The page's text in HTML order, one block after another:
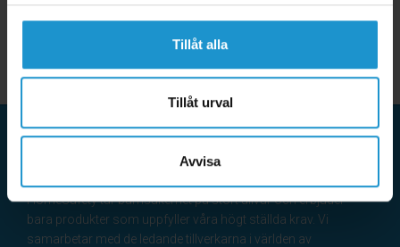
Tillåt alla
Tillåt urval
Avvisa
HomeSafety tar barnsäkerhet på stort allvar och erbjuder
bara produkter som uppfyller våra högt ställda krav. Vi
samarbetar med de ledande tillverkarna i världen av